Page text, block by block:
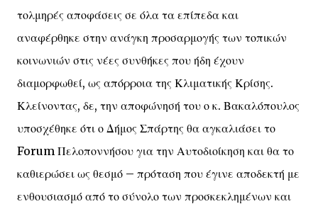
τολμηρές αποφάσεις σε όλα τα επίπεδα και
αναφέρθηκε στην ανάγκη προσαρμογής των τοπικών
κοινωνιών στις νέες συνθήκες που ήδη έχουν
διαμορφωθεί, ως απόρροια της Κλιματικής Κρίσης.
Κλείνοντας, δε, την αποφώνησή του ο κ. Βακαλόπουλος
υποσχέθηκε ότι ο Δήμος Σπάρτης θα αγκαλιάσει το
Forum Πελοποννήσου για την Αυτοδιοίκηση και θα το
καθιερώσει ως θεσμό – πρόταση που έγινε αποδεκτή με
ενθουσιασμό από το σύνολο των προσκεκλημένων και